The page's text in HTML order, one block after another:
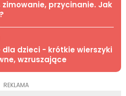
przycinanie. Jak
dla dzieci - krótkie wierszyki
wzruszające
REKLAMA